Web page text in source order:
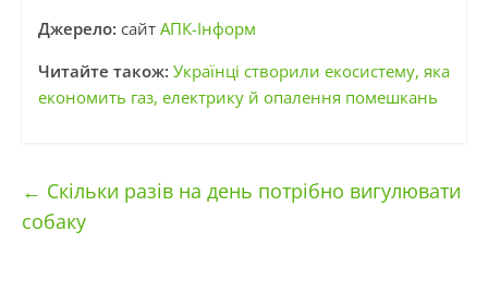
Джерело: сайт АПК-Інформ
Читайте також: Українці створили екосистему, яка
економить газ, електрику й опалення помешкань
← Скільки разів на день потрібно вигулювати
собаку